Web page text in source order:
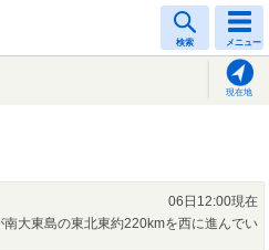
検索 メニュー
現在地
06日12:00現在
大東島の東北東約220kmを西に進んでい